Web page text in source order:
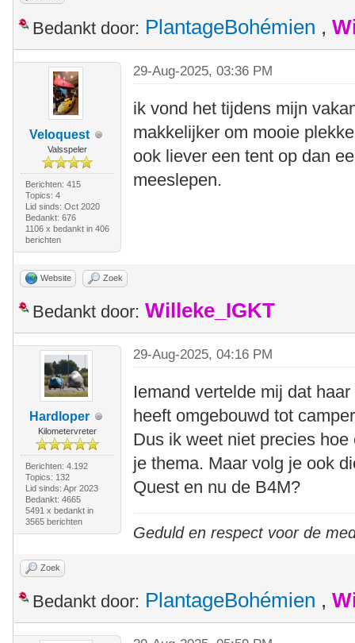
Bedankt door: PlantageBohémien ,
Veloquest
Valsspeler
Berichten: 415
Topics: 4
Lid sinds: Oct 2020
Bedankt: 676
1106 x bedankt in 406
berichten
29-Aug-2025, 03:36 PM
ik vond het tijdens mijn
makkelijker om mooie
ook liever een tent op dan
meeslepen.
Website Zoek
Bedankt door: Willeke_IGKT
Hardloper
Kilometervreter
Berichten: 4.192
Topics: 132
Lid sinds: Apr 2023
Bedankt: 4665
5491 x bedankt in
3565 berichten
29-Aug-2025, 04:16 PM
Iemand vertelde mij dat
heeft omgebouwd tot
Dus ik weet niet precies
je thema. Maar volg je ook
Quest en nu de B4M?
Geduld en respect voor de
Zoek
Bedankt door: PlantageBohémien ,